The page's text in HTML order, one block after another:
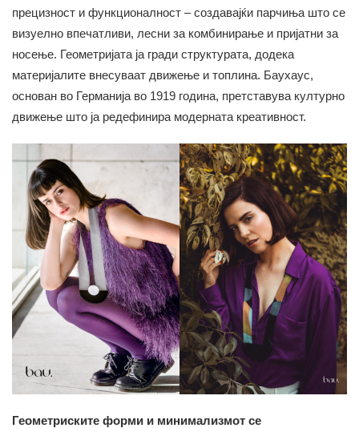
прецизност и функционалност – создавајќи парчиња што се
визуелно впечатливи, лесни за комбинирање и пријатни за
носење. Геометријата ја гради структурата, додека
материјалите внесуваат движење и топлина. Баухаус,
основан во Германија во 1919 година, претставува културно
движење што ја редефинира модерната креативност.
Геометриските форми и минимализмот се